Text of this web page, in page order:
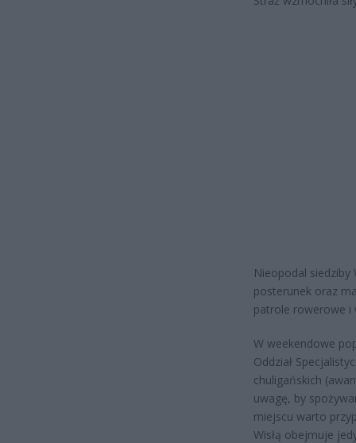
Nieopodal siedziby
posterunek oraz
patrole rowerowe i
W weekendowe
Oddział
chuligańskich
uwagę, by
miejscu warto
Wisłą obejmuje